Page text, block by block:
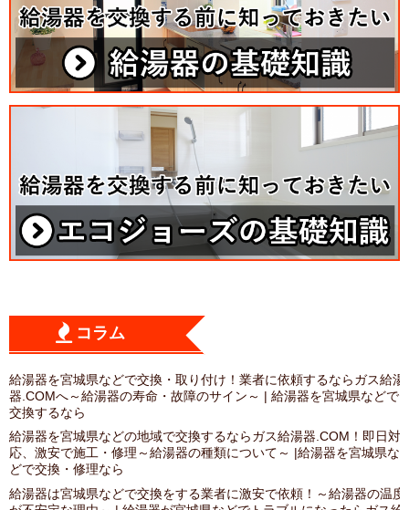
コラム
給湯器を宮城県などで交換・取り付け！業者に依頼するならガス給湯
器.COMへ～給湯器の寿命・故障のサイン～ | 給湯器を宮城県などで
交換するなら
給湯器を宮城県などの地域で交換するならガス給湯器.COM！即日対
応、激安で施工・修理～給湯器の種類について～ |給湯器を宮城県な
どで交換・修理なら
給湯器は宮城県などで交換をする業者に激安で依頼！～給湯器の温度